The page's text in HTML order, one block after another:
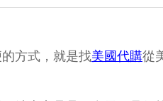
方式，就是找美國代購從